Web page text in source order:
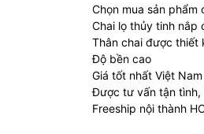
Chọn mua sản
Chai lọ thủy tinh nắp
Thân chai được thiết
Độ bền cao
Giá tốt nhất Việt Nam
Được tư vấn tận tình,
Freeship nội thành